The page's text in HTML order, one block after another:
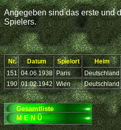
Angegeben sind das erste und
Spielers.
Nr. Datum Spielort Heim
151 04.06.1938 Paris Deutschland
190 01.02.1942 Wien Deutschland
Gesamtliste
M E N Ü